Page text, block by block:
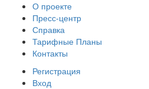
О проекте
Пресс-центр
Справка
Тарифные Планы
Контакты
Регистрация
Вход